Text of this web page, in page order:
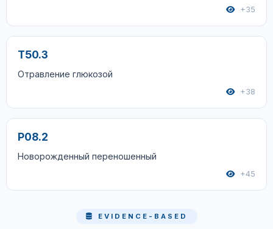
+35
T50.3
Отравление глюкозой
+38
P08.2
Новорожденный переношенный
+45
EVIDENCE-BASED